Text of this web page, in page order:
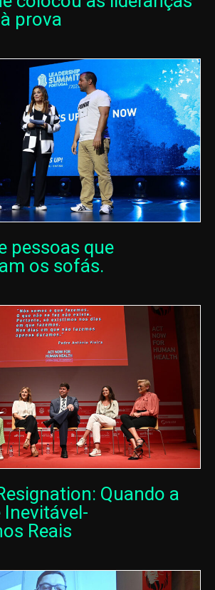
prova
pessoas que
os sofás.
Quando a
Inevitável-
Reais